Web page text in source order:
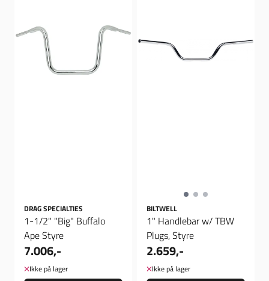
DRAG SPECIALTIES
1-1/2" "Big" Buffalo
Ape Styre
7.006,-
Ikke på lager
BILTWELL
1" Handlebar w/ TBW
Plugs, Styre
2.659,-
Ikke på lager